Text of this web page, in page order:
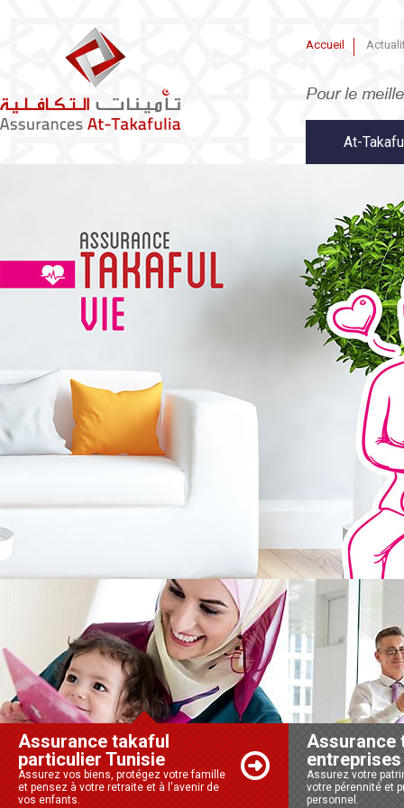
Accueil
At-
Assurance takaful
particulier Tunisie
Assurez vos biens, protégez votre famille
et pensez à votre retraite et à l'avenir de
vos enfants.
Assurance
Assurez votre
votre pérennité et
personnel.